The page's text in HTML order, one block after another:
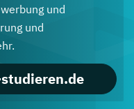
und
und